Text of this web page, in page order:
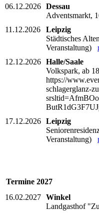
06.12.2026 Dessau
Adventsmarkt,
11.12.2026
Leipzig
Städtisches
Veranstaltung)
12.12.2026 Halle/Saale
Volkspark, ab
https://
schlagerglanz-
17.12.2026 Leipzig
Veranstaltung)
Termine 2027
16.02.2027 Winkel
Landgasthof